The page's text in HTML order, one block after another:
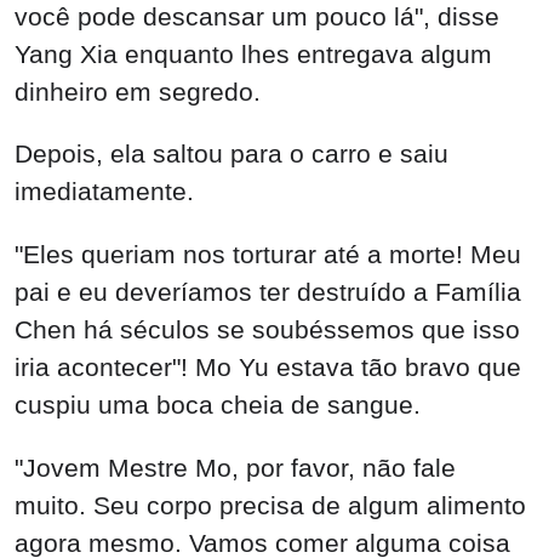
você pode descansar um pouco lá", disse
Yang Xia enquanto lhes entregava algum
dinheiro em segredo.
Depois, ela saltou para o carro e saiu
imediatamente.
"Eles queriam nos torturar até a morte! Meu
pai e eu deveríamos ter destruído a Família
Chen há séculos se soubéssemos que isso
iria acontecer"! Mo Yu estava tão bravo que
cuspiu uma boca cheia de sangue.
"Jovem Mestre Mo, por favor, não fale
muito. Seu corpo precisa de algum alimento
agora mesmo. Vamos comer alguma coisa